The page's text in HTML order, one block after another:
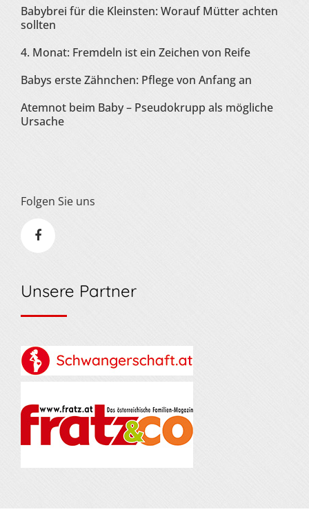
Babybrei für die Kleinsten: Worauf Mütter achten
sollten
4. Monat: Fremdeln ist ein Zeichen von Reife
Babys erste Zähnchen: Pflege von Anfang an
Atemnot beim Baby – Pseudokrupp als mögliche
Ursache
Folgen Sie uns
Unsere Partner